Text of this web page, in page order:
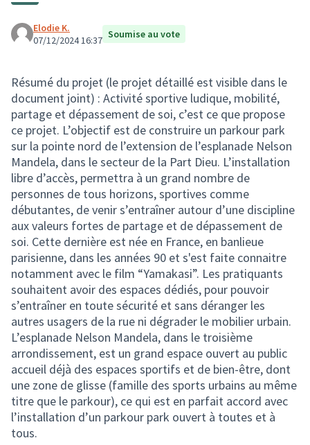
Elodie K.
07/12/2024 16:37 Soumise au vote
Résumé du projet (le projet détaillé est visible dans le
document joint) : Activité sportive ludique, mobilité,
partage et dépassement de soi, c’est ce que propose
ce projet. L’objectif est de construire un parkour park
sur la pointe nord de l’extension de l’esplanade Nelson
Mandela, dans le secteur de la Part Dieu. L’installation
libre d’accès, permettra à un grand nombre de
personnes de tous horizons, sportives comme
débutantes, de venir s’entraîner autour d’une discipline
aux valeurs fortes de partage et de dépassement de
soi. Cette dernière est née en France, en banlieue
parisienne, dans les années 90 et s'est faite connaitre
notamment avec le film “Yamakasi”. Les pratiquants
souhaitent avoir des espaces dédiés, pour pouvoir
s’entraîner en toute sécurité et sans déranger les
autres usagers de la rue ni dégrader le mobilier urbain.
L’esplanade Nelson Mandela, dans le troisième
arrondissement, est un grand espace ouvert au public
accueil déjà des espaces sportifs et de bien-être, dont
une zone de glisse (famille des sports urbains au même
titre que le parkour), ce qui est en parfait accord avec
l’installation d’un parkour park ouvert à toutes et à
tous.